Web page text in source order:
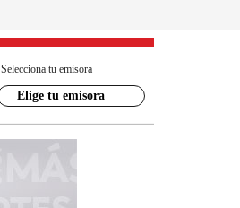
Selecciona tu emisora
Elige tu emisora